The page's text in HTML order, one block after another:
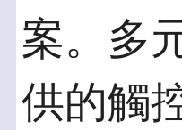
案。多
供的觸